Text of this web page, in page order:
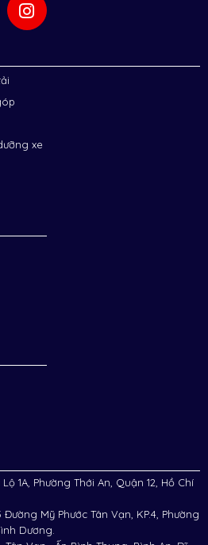
xe
1A, Phường Thới An, Quận 12, Hồ Chí
Đường Mỹ Phước Tân Vạn, KP.4, Phường
Dương.